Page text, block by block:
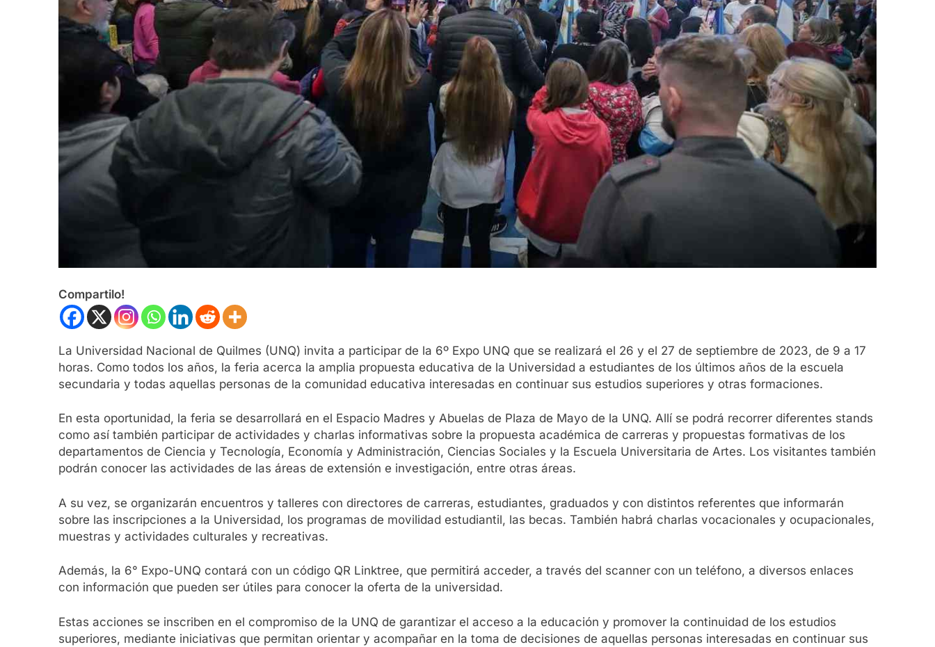
Compartilo!
La Universidad Nacional de Quilmes (UNQ) invita a participar de la 6º Expo UNQ que se realizará el 26 y el 27 de septiembre de 2023, de 9 a 17
horas. Como todos los años, la feria acerca la amplia propuesta educativa de la Universidad a estudiantes de los últimos años de la escuela
secundaria y todas aquellas personas de la comunidad educativa interesadas en continuar sus estudios superiores y otras formaciones.
En esta oportunidad, la feria se desarrollará en el Espacio Madres y Abuelas de Plaza de Mayo de la UNQ. Allí se podrá recorrer diferentes stands
como así también participar de actividades y charlas informativas sobre la propuesta académica de carreras y propuestas formativas de los
departamentos de Ciencia y Tecnología, Economía y Administración, Ciencias Sociales y la Escuela Universitaria de Artes. Los visitantes también
podrán conocer las actividades de las áreas de extensión e investigación, entre otras áreas.
A su vez, se organizarán encuentros y talleres con directores de carreras, estudiantes, graduados y con distintos referentes que informarán
sobre las inscripciones a la Universidad, los programas de movilidad estudiantil, las becas. También habrá charlas vocacionales y ocupacionales,
muestras y actividades culturales y recreativas.
Además, la 6° Expo-UNQ contará con un código QR Linktree, que permitirá acceder, a través del scanner con un teléfono, a diversos enlaces
con información que pueden ser útiles para conocer la oferta de la universidad.
Estas acciones se inscriben en el compromiso de la UNQ de garantizar el acceso a la educación y promover la continuidad de los estudios
superiores, mediante iniciativas que permitan orientar y acompañar en la toma de decisiones de aquellas personas interesadas en continuar sus